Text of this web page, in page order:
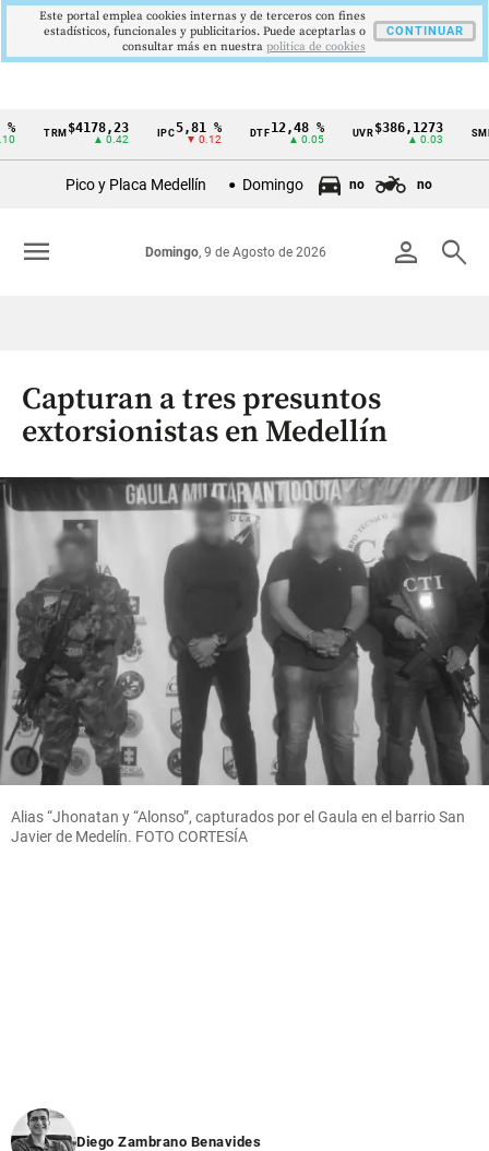
Cintillo
Colombia
TRM$4178,23
▲ 0.42
5,81 %
▼ 0.12
DTF12,48 %
▲ 0.05
UVR$386,1273
▲ 0.03
Pico y Placa Medellín Domingo no no
person search
Domingo, 9 de Agosto de 2026
menu
Capturan a tres presuntos
extorsionistas en Medellín
Alias “Jhonatan y “Alonso”, capturados por el Gaula en el barrio San
Javier de Medelín. FOTO CORTESÍA
Diego Zambrano Benavides
Este portal emplea cookies internas y de terceros con fines
estadísticos, funcionales y publicitarios. Puede aceptarlas o
consultar más en nuestra politica de cookies
CONTINUAR